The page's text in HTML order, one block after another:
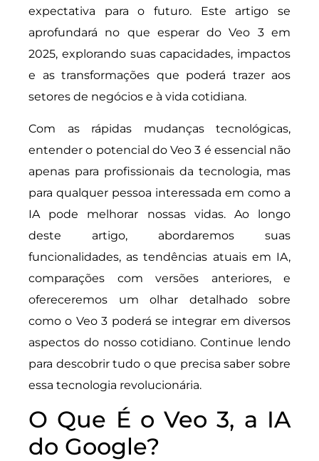
expectativa para o futuro. Este artigo se
aprofundará no que esperar do Veo 3 em
2025, explorando suas capacidades, impactos
e as transformações que poderá trazer aos
setores de negócios e à vida cotidiana.
Com as rápidas mudanças tecnológicas,
entender o potencial do Veo 3 é essencial não
apenas para profissionais da tecnologia, mas
para qualquer pessoa interessada em como a
IA pode melhorar nossas vidas. Ao longo
deste artigo, abordaremos suas
funcionalidades, as tendências atuais em IA,
comparações com versões anteriores, e
ofereceremos um olhar detalhado sobre
como o Veo 3 poderá se integrar em diversos
aspectos do nosso cotidiano. Continue lendo
para descobrir tudo o que precisa saber sobre
essa tecnologia revolucionária.
O Que É o Veo 3, a IA
do Google?